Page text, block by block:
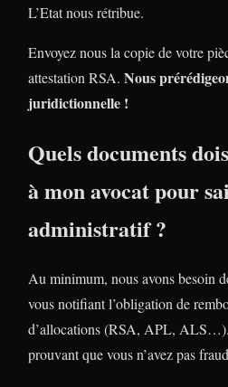
L’Etat nous rétribue.
Envoyez nous la copie de votre
attestation RSA. Nous
juridictionnelle !
Quels documents
à mon avocat pour
administratif ?
Au minimum, nous avons besoin
vous notifiant l’obligation de
d’allocations (RSA, APL,
prouvant que vous n’avez pas